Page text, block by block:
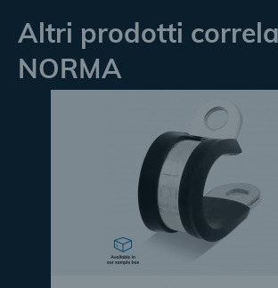
Altri prodotti
NORMA